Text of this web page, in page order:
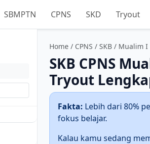
SBMPTN CPNS SKD Tryout
Home / CPNS / SKB / Mualim I
SKB CPNS
Tryout
Fakta: Lebih dari 80%
fokus belajar.
Kalau kamu sedang